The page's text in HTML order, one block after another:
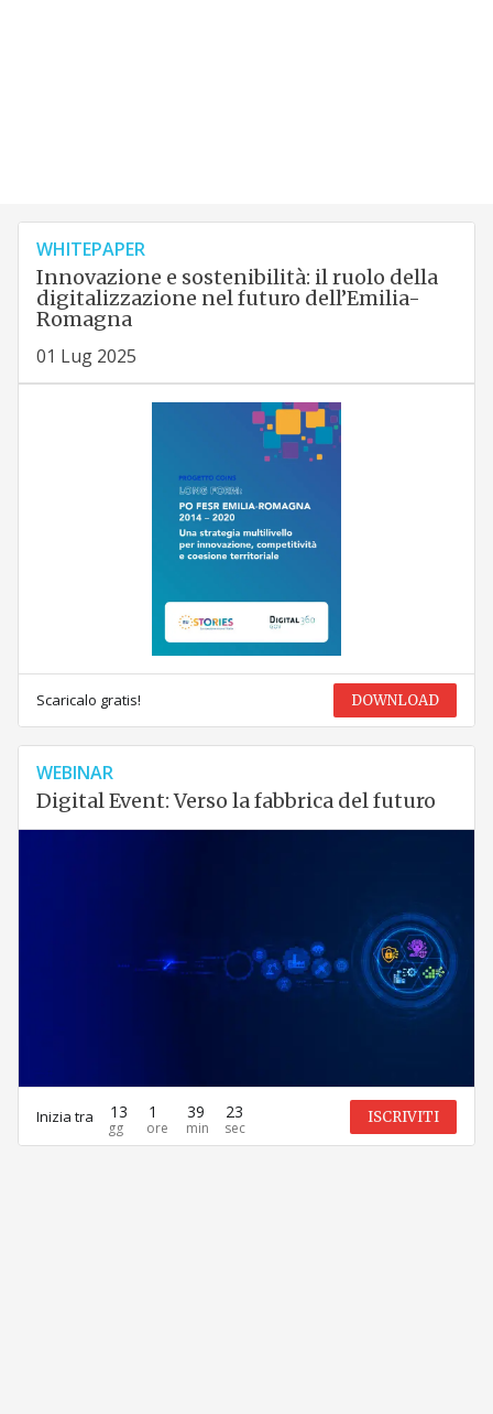
WHITEPAPER
Innovazione e sostenibilità: il ruolo della
digitalizzazione nel futuro dell’Emilia-
Romagna
01 Lug 2025
Scaricalo gratis! DOWNLOAD
WEBINAR
Digital Event: Verso la fabbrica del futuro
Inizia tra 13 1 39 23 ISCRIVITI